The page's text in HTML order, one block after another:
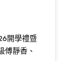
開學禮暨
傅靜香、